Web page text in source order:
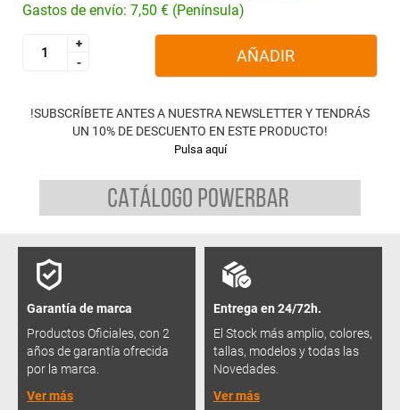
Gastos de envío: 7,50 € (Península)
+
-
+
-
AÑADIR
!SUBSCRÍBETE ANTES A NUESTRA NEWSLETTER Y TENDRÁS
UN 10% DE DESCUENTO EN ESTE PRODUCTO!
Pulsa aquí
Garantía de marca
Productos Oficiales, con 2
años de garantía ofrecida
por la marca.
Ver más
Entrega en 24/72h.
El Stock más amplio, colores,
tallas, modelos y todas las
Novedades.
Ver más